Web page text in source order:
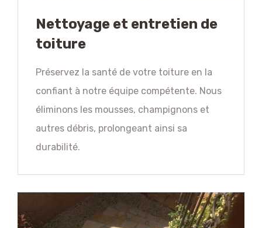
Nettoyage et entretien de
toiture
Préservez la santé de votre toiture en la
confiant à notre équipe compétente. Nous
éliminons les mousses, champignons et
autres débris, prolongeant ainsi sa
durabilité.